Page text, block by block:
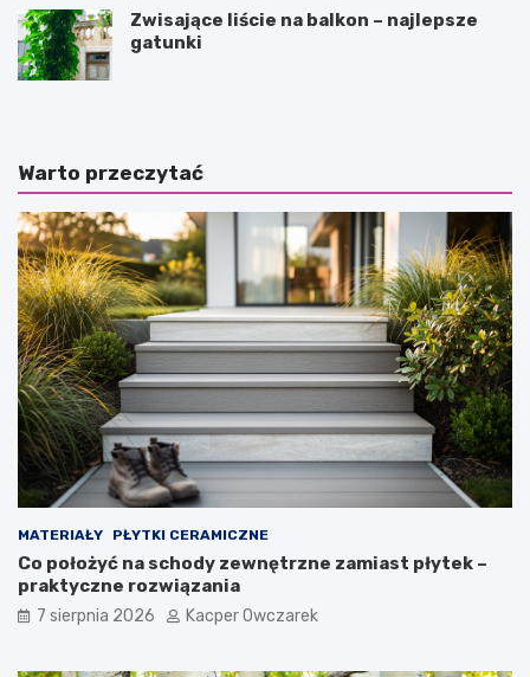
Zwisające liście na balkon – najlepsze
gatunki
Warto przeczytać
MATERIAŁY PŁYTKI CERAMICZNE
Co położyć na schody zewnętrzne zamiast płytek –
praktyczne rozwiązania
7 sierpnia 2026 Kacper Owczarek